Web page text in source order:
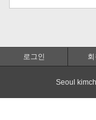
로그인
Seoul